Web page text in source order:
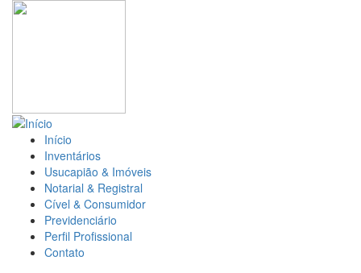
Pular
Navegação
principal
Início
Inventários
Usucapião & Imóveis
Notarial & Registral
Cível & Consumidor
Previdenciário
Perfil Profissional
Contato